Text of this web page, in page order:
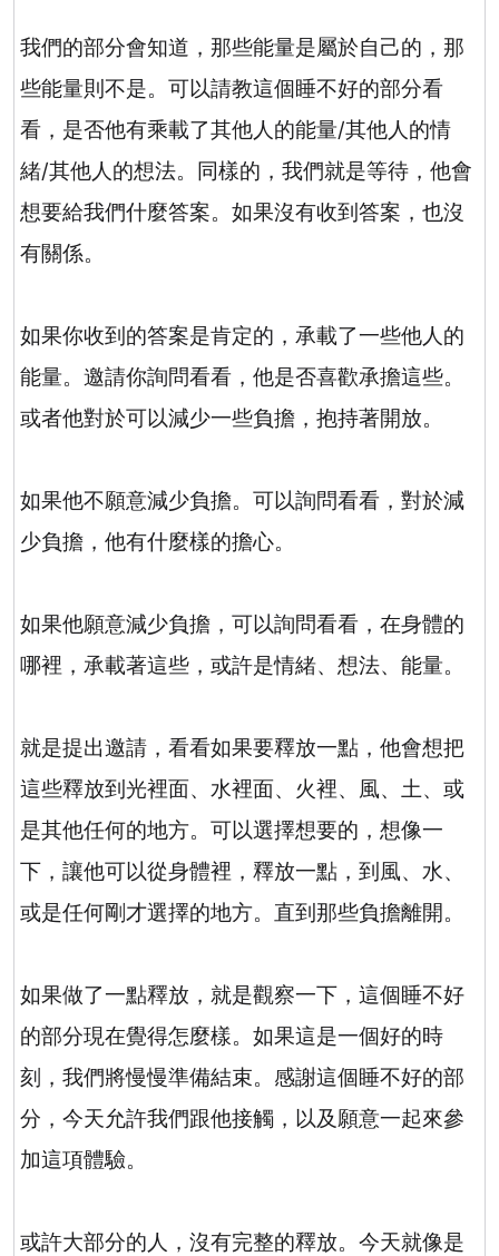
我們的部分會知道，那些能量是屬於自己的，那
些能量則不是。可以請教這個睡不好的部分看
看，是否他有乘載了其他人的能量/其他人的情
緒/其他人的想法。同樣的，我們就是等待，他會
想要給我們什麼答案。如果沒有收到答案，也沒
有關係。
如果你收到的答案是肯定的，承載了一些他人的
能量。邀請你詢問看看，他是否喜歡承擔這些。
或者他對於可以減少一些負擔，抱持著開放。
如果他不願意減少負擔。可以詢問看看，對於減
少負擔，他有什麼樣的擔心。
如果他願意減少負擔，可以詢問看看，在身體的
哪裡，承載著這些，或許是情緒、想法、能量。
就是提出邀請，看看如果要釋放一點，他會想把
這些釋放到光裡面、水裡面、火裡、風、土、或
是其他任何的地方。可以選擇想要的，想像一
下，讓他可以從身體裡，釋放一點，到風、水、
或是任何剛才選擇的地方。直到那些負擔離開。
如果做了一點釋放，就是觀察一下，這個睡不好
的部分現在覺得怎麼樣。如果這是一個好的時
刻，我們將慢慢準備結束。感謝這個睡不好的部
分，今天允許我們跟他接觸，以及願意一起來參
加這項體驗。
或許大部分的人，沒有完整的釋放。今天就像是